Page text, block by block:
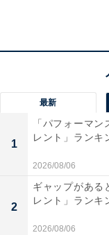
2位：「一分駅」
「一分駅」は、大
駒駅まで電車で2
最新
1
「パフォーマ
レント」ランキ
2026/08/06
2
ギャップがある
レント」ランキ
2026/08/06